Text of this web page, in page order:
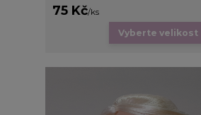
75 Kč/ks
Vyberte velikost